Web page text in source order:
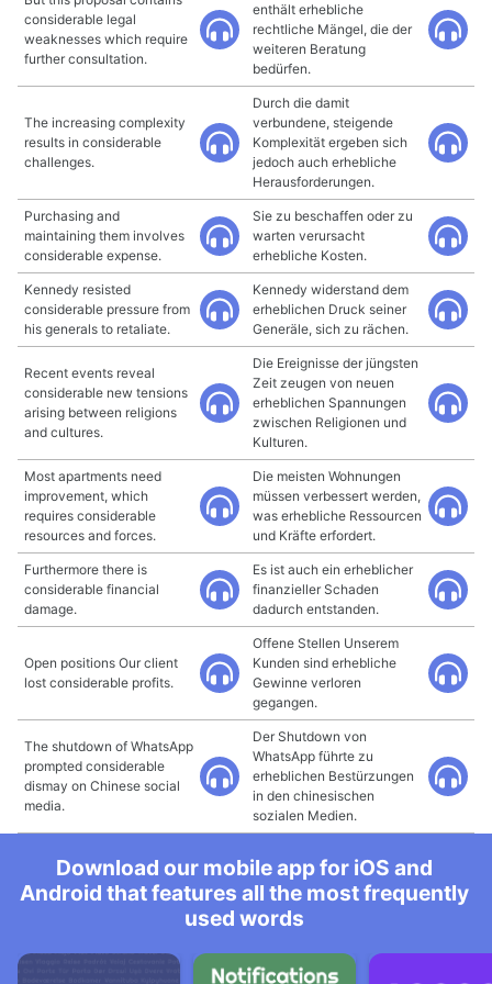
considerable legal
weaknesses which require
further consultation.
enthält erhebliche
rechtliche Mängel, die der
weiteren Beratung
bedürfen.
The increasing complexity
results in considerable
challenges.
Durch die damit
verbundene, steigende
Komplexität ergeben sich
jedoch auch erhebliche
Herausforderungen.
Purchasing and
maintaining them involves
considerable expense.
Sie zu beschaffen oder zu
warten verursacht
erhebliche Kosten.
Kennedy resisted
considerable pressure from
his generals to retaliate.
Kennedy widerstand dem
erheblichen Druck seiner
Generäle, sich zu rächen.
Recent events reveal
considerable new tensions
arising between religions
and cultures.
Die Ereignisse der jüngsten
Zeit zeugen von neuen
erheblichen Spannungen
zwischen Religionen und
Kulturen.
Most apartments need
improvement, which
requires considerable
resources and forces.
Die meisten Wohnungen
müssen verbessert werden,
was erhebliche Ressourcen
und Kräfte erfordert.
Furthermore there is
considerable financial
damage.
Es ist auch ein erheblicher
finanzieller Schaden
dadurch entstanden.
Open positions Our client
lost considerable profits.
Offene Stellen Unserem
Kunden sind erhebliche
Gewinne verloren
gegangen.
The shutdown of WhatsApp
prompted considerable
dismay on Chinese social
media.
Der Shutdown von
WhatsApp führte zu
erheblichen Bestürzungen
in den chinesischen
sozialen Medien.
Download our mobile app for iOS and
Android that features all the most frequently
used words